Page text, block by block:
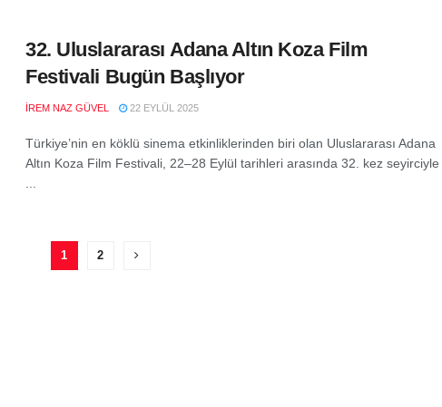
32. Uluslararası Adana Altın Koza Film
Festivali Bugün Başlıyor
İREM NAZ GÜVEL 22 EYLÜL 2025
Türkiye’nin en köklü sinema etkinliklerinden biri olan Uluslararası Adana
Altın Koza Film Festivali, 22–28 Eylül tarihleri arasında 32. kez seyirciyle
1 2